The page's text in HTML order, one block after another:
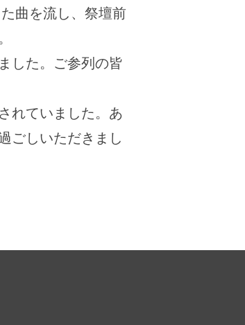
曲を流し、祭壇前
した。ご参列の皆
れていました。あ
ごしいただきまし